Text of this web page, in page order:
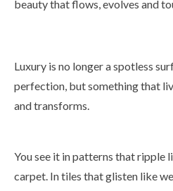
beauty that flows, evolves and
Luxury is no longer a spotless
perfection, but something that
and transforms.
You see it in patterns that ripple
carpet. In tiles that glisten like